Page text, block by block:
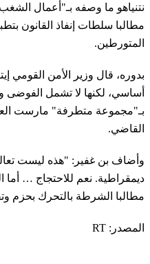
نتنياهو ما وصفه بـ"أعمال
مطالبا سلطات إنفاذ القانون
المتورطين.
بدوره، قال وزير الأمن القومي
أساسي، لكنها لا تشمل الفوضى
بـ"مجموعة متطرفة" مارست
القاضي.
وأضاف بن غفير: "هذه ليست
ديمقراطية. نعم للاحتجاج …
مطالبا الشرطة بالتحرك بحزم
المصدر: RT